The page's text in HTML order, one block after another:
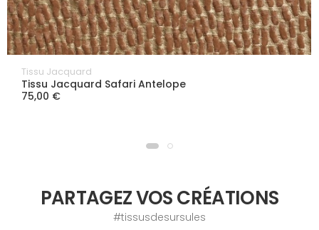
Tissu Jacquard
Tissu Jacquard Safari Antelope
75,00 €
PARTAGEZ VOS CRÉATIONS
#tissusdesursules